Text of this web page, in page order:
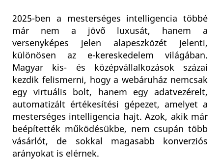
2025-ben a mesterséges intelligencia többé
már nem a jövő luxusát, hanem a
versenyképes jelen alapeszközét jelenti,
különösen az e-kereskedelem világában.
Magyar kis- és középvállalkozások százai
kezdik felismerni, hogy a webáruház nemcsak
egy virtuális bolt, hanem egy adatvezérelt,
automatizált értékesítési gépezet, amelyet a
mesterséges intelligencia hajt. Azok, akik már
beépítették működésükbe, nem csupán több
vásárlót, de sokkal magasabb konverziós
arányokat is elérnek.